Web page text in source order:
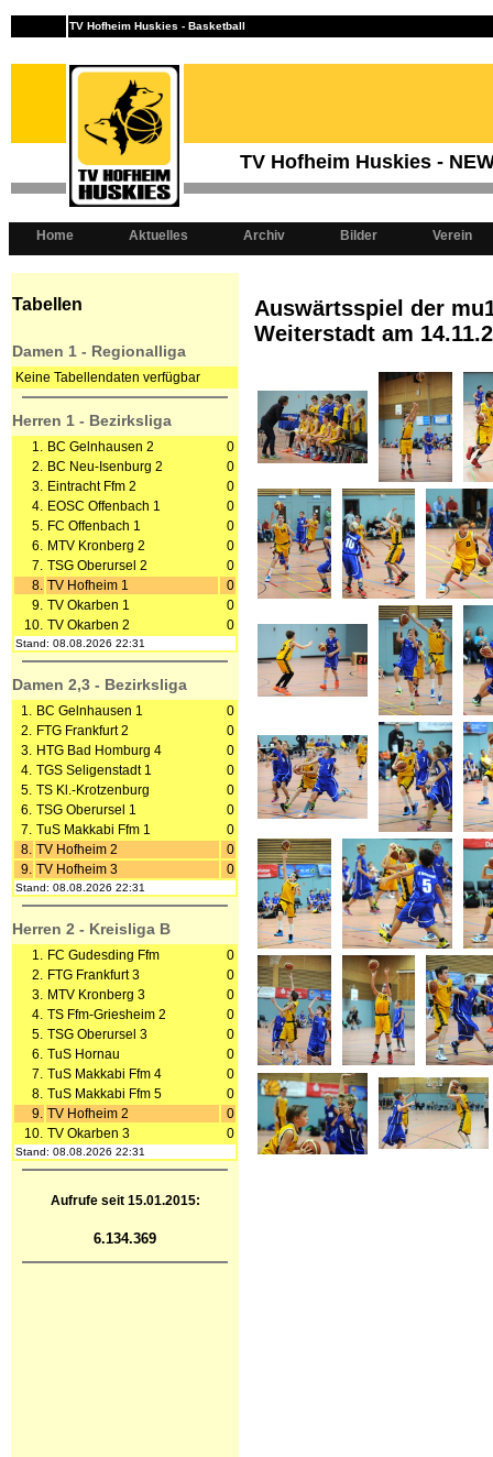
TV Hofheim Huskies - Basketball
TV Hofheim Huskies -
Home Aktuelles Archiv Bilder Verein
Tabellen
Damen 1 - Regionalliga
Keine Tabellendaten verfügbar
Herren 1 - Bezirksliga
1. BC Gelnhausen 2
0
2. BC Neu-Isenburg 2
0
3. Eintracht Ffm 2
0
4. EOSC Offenbach 1
0
5. FC Offenbach 1
0
6. MTV Kronberg 2
0
7. TSG Oberursel 2
0
8. TV Hofheim 1
0
9. TV Okarben 1
0
10. TV Okarben 2 0
Stand: 08.08.2026 22:31
Damen 2,3 - Bezirksliga
1. BC Gelnhausen 1
0
2. FTG Frankfurt 2
0
3. HTG Bad Homburg 4
0
4. TGS Seligenstadt 1
0
5. TS Kl.-Krotzenburg
0
6. TSG Oberursel 1
0
7. TuS Makkabi Ffm 1
0
8. TV Hofheim 2
0
9. TV Hofheim 3 0
Stand: 08.08.2026 22:31
Herren 2 - Kreisliga B
1. FC Gudesding Ffm
0
2. FTG Frankfurt 3
0
3. MTV Kronberg 3
0
4. TS Ffm-Griesheim 2
0
5. TSG Oberursel 3
0
6. TuS Hornau
0
7. TuS Makkabi Ffm 4
0
8. TuS Makkabi Ffm 5
0
9. TV Hofheim 2
0
10. TV Okarben 3 0
Stand: 08.08.2026 22:31
Aufrufe seit 15.01.2015:
6.134.369
Auswärtsspiel der
Weiterstadt am